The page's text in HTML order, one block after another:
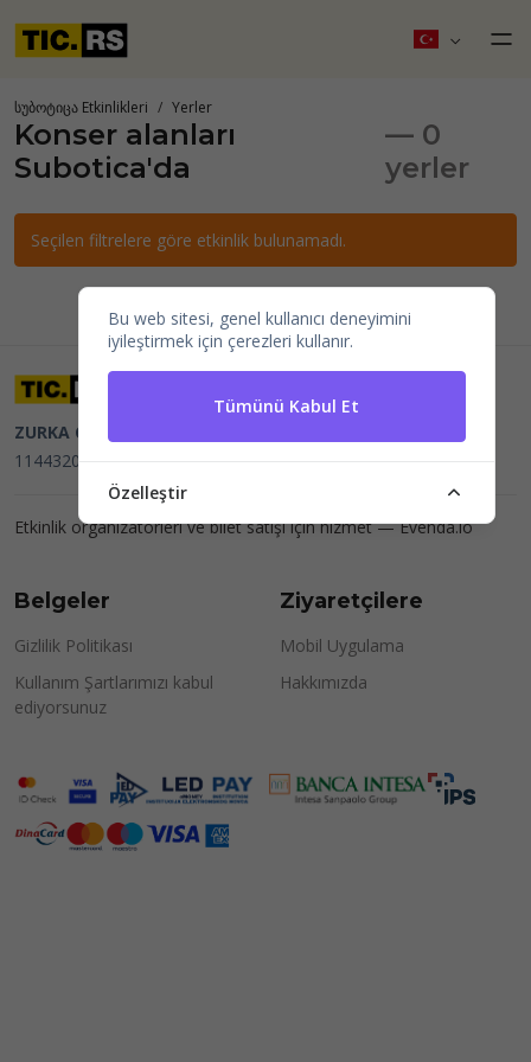
სუბოტიცა Etkinlikleri Yerler
Konser alanları
Subotica'da
— 0
yerler
Seçilen filtrelere göre etkinlik bulunamadı.
ZURKA CE BITI DOO
114432064, MB 22023195,mail@tic.rs, +381 63 173 3142
Etkinlik organizatörleri ve bilet satışı için hizmet —Evenda.io
Belgeler
Gizlilik Politikası
Kullanım Şartlarımızı kabul
ediyorsunuz
Ziyaretçilere
Mobil Uygulama
Hakkımızda
Bu web sitesi, genel kullanıcı deneyimini
iyileştirmek için çerezleri kullanır.
Tümünü Kabul Et
Özelleştir